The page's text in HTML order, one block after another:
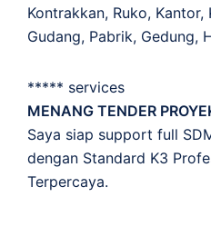
Kontrakkan, Ruko,
Gudang, Pabrik, Gedung,
***** services
MENANG TENDER
Saya siap support full
dengan Standard K3
Terpercaya.